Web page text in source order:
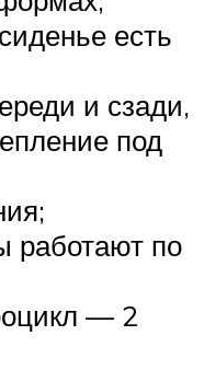
есть
и сзади,
под
работают по
— 2